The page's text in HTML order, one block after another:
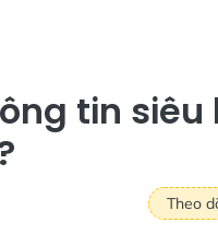
tin siêu
Theo